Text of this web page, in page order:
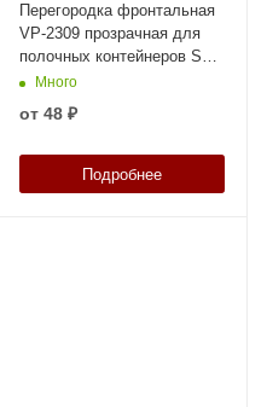
Перегородка фронтальная
VP-2309 прозрачная для
полочных контейнеров SK
3209, 4209, 5209, 6209
Много
от 48 ₽
Подробнее